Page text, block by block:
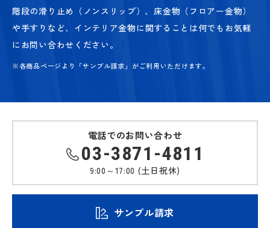
階段の滑り止め（ノンスリップ）、床金物（フロアー金物）
や手すりなど、 インテリア金物に関することは何でもお気軽
にお問い合わせください。
※各商品ページより「サンプル請求」がご利用いただけます。
電話でのお問い合わせ
03-3871-4811
9:00～17:00 (土日祝休)
サンプル請求